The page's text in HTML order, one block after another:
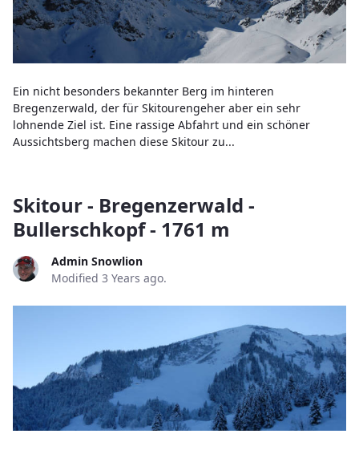
Ein nicht besonders bekannter Berg im hinteren
Bregenzerwald, der für Skitourengeher aber ein sehr
lohnende Ziel ist. Eine rassige Abfahrt und ein schöner
Aussichtsberg machen diese Skitour zu...
Skitour - Bregenzerwald -
Bullerschkopf - 1761 m
Admin Snowlion
Modified 3 Years ago.